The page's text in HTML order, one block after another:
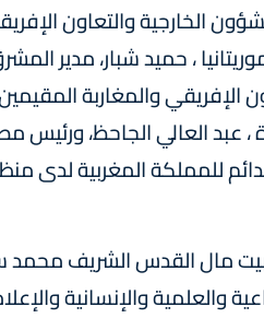
الخارجية والتعاون
، حميد شبار، مدير
الإفريقي والمغاربة
، عبد العالي الجاحظ،
للمملكة المغربية لدى
بيت مال القدس الشريف
والعلمية والإنسانية